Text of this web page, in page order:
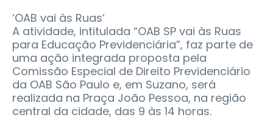
‘OAB vai às Ruas’
A atividade, intitulada “OAB SP vai às Ruas
para Educação Previdenciária”, faz parte de
uma ação integrada proposta pela
Comissão Especial de Direito Previdenciário
da OAB São Paulo e, em Suzano, será
realizada na Praça João Pessoa, na região
central da cidade, das 9 às 14 horas.